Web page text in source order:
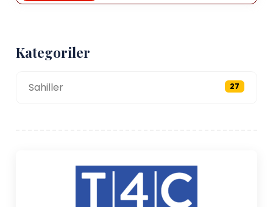
Kategoriler
Sahiller 27